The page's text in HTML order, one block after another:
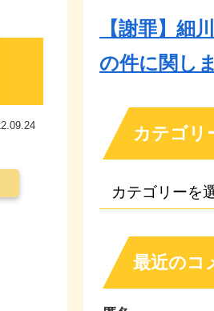
【謝罪】細
の件に関し
カテゴリ
最近のコ